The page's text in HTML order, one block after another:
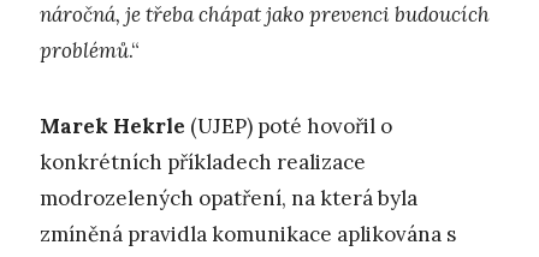
náročná, je třeba chápat jako prevenci budoucích
problémů.“
Marek Hekrle (UJEP) poté hovořil o
konkrétních příkladech realizace
modrozelených opatření, na která byla
zmíněná pravidla komunikace aplikována s